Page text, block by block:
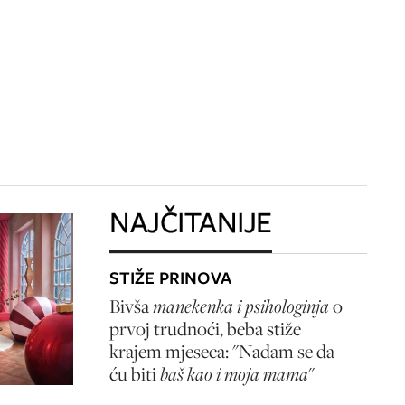
NAJČITANIJE
STIŽE PRINOVA
Bivšamanekenka i psihologinjao
prvoj trudnoći, beba stiže
krajem mjeseca: "Nadam se da
ću bitibaš kao i moja mama"